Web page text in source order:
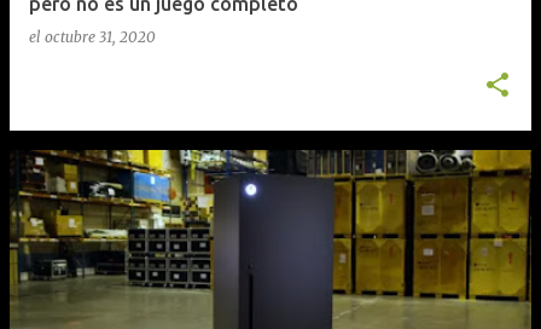
el octubre 31, 2020